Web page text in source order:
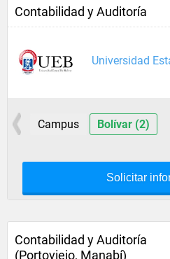
Contabilidad y Auditoría
Universidad
Campus Bolívar (2)
Solicitar
Contabilidad y Auditoría
(Portoviejo, Manabí)